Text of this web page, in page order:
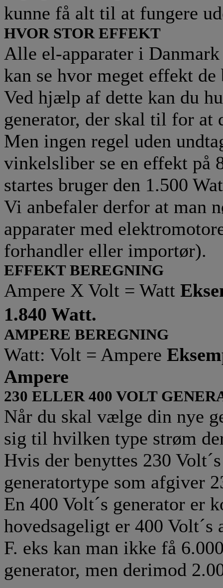
kunne få alt til at fungere
HVOR STOR EFFEKT
Alle el-apparater i
kan se hvor meget effekt de
Ved hjælp af dette kan du
generator, der skal til for at
Men ingen regel uden
vinkelsliber se en effekt på
startes bruger den 1.500
Vi anbefaler derfor at man
apparater med
forhandler eller importør).
EFFEKT BEREGNING
Ampere X Volt = Watt
1.840 Watt.
AMPERE BEREGNING
Watt: Volt = Ampere
Ampere
230 ELLER 400 VOLT
Når du skal vælge din nye
sig til hvilken type strøm
Hvis der benyttes 230
generatortype som afgiver
En 400 Volt´s generator er
hovedsageligt er 400
F. eks kan man ikke få
generator, men derimod